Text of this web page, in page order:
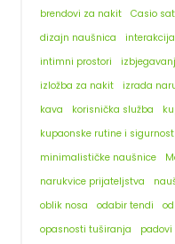
brendovi za nakit
Casio sat
dizajn naušnica
intimni prostori
izložba za nakit
izrada
kava
korisnička služba
kupaonske rutine i sigurnost
minimalističke naušnice
narukvice prijateljstva
oblik nosa
odabir tendi
opasnosti tuširanja